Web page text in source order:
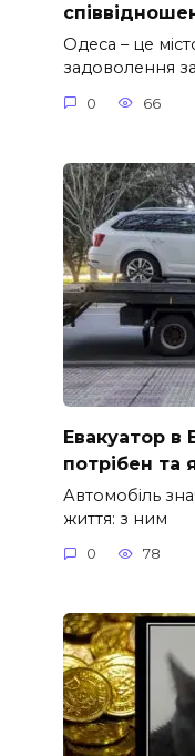
Одеса – це
задоволення
0 66
Евакуатор в
потрібен та
Автомобіль
життя: з ним
0 78